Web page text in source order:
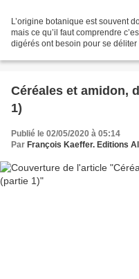
L’origine botanique est souvent
mais ce qu’il faut comprendre
digérés ont besoin pour se
Céréales et amidon,
1)
Publié le 02/05/2020 à 05:14
Par François Kaeffer. Editions